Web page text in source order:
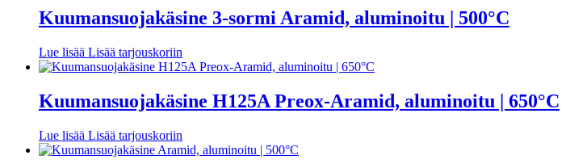
Kuumansuojakäsine 3-sormi Aramid, aluminoitu | 500°C
Lue lisää Lisää tarjouskoriin
Kuumansuojakäsine H125A Preox-Aramid, aluminoitu | 650°C
Lue lisää Lisää tarjouskoriin